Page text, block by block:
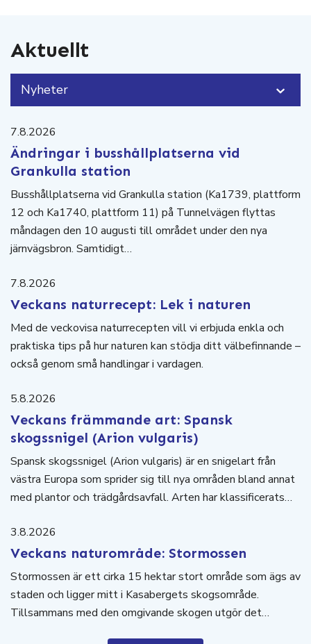
Aktuellt
Nyheter
7.8.2026
Ändringar i busshållplatserna vid
Grankulla station
Busshållplatserna vid Grankulla station (Ka1739, plattform
12 och Ka1740, plattform 11) på Tunnelvägen flyttas
måndagen den 10 augusti till området under den nya
järnvägsbron. Samtidigt…
7.8.2026
Veckans naturrecept: Lek i naturen
Med de veckovisa naturrecepten vill vi erbjuda enkla och
praktiska tips på hur naturen kan stödja ditt välbefinnande –
också genom små handlingar i vardagen.
5.8.2026
Veckans främmande art: Spansk
skogssnigel (Arion vulgaris)
Spansk skogssnigel (Arion vulgaris) är en snigelart från
västra Europa som sprider sig till nya områden bland annat
med plantor och trädgårdsavfall. Arten har klassificerats…
3.8.2026
Veckans naturområde: Stormossen
Stormossen är ett cirka 15 hektar stort område som ägs av
staden och ligger mitt i Kasabergets skogsområde.
Tillsammans med den omgivande skogen utgör det…